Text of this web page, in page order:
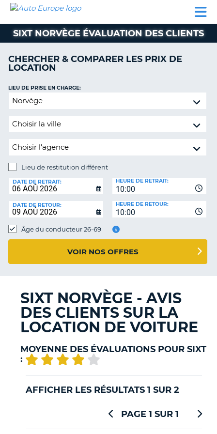
LOCATION
VOITURE
CLIENT
AUTO
EUROPE
LOCATION
VOITURE
MOTORHOMES
PARTENAIRES
CLIENT
MON
RÉSERVATION
SUISSE
LANGUE
SIXT NORVÈGE ÉVALUATION DES CLIENTS
CHERCHER & COMPARER LES PRIX DE
LOCATION
Lieu
restitution
LIEU DE PRISE EN CHARGE:
Lieu de restitution différent
DE
RESTITUTION:
DATE DE RETRAIT:
10:00
HEURE DE RETRAIT:
DATE DE RETOUR:
10:00
HEURE DE RETOUR:
Âge du conducteur 26-69
VOIR NOS OFFRES
SIXT NORVÈGE - AVIS
DES CLIENTS SUR LA
LOCATION DE VOITURE
MOYENNE DES ÉVALUATIONS POUR SIXT
:
AFFICHER LES RÉSULTATS 1 SUR 2
PAGE 1 SUR 1